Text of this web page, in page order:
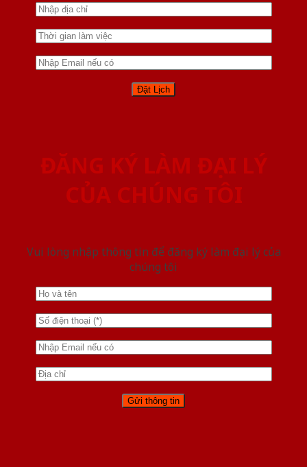
ĐĂNG KÝ LÀM ĐẠI LÝ
CỦA CHÚNG TÔI
Vui lòng nhập thông tin để đăng ký làm đại lý của
chúng tôi